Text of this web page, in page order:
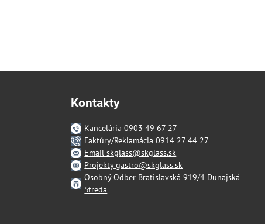
Kontakty
Kancelária 0903 49 67 27
Faktúry/Reklamácia 0914 27 44 27
Email skglass@skglass.sk
Projekty gastro@skglass.sk
Osobný Odber Bratislavská 919/4 Dunajská
Streda